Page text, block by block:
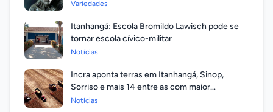
respondeu?
Variedades
Itanhangá: Escola Bromildo Lawisch pode se
tornar escola cívico-militar
Notícias
Incra aponta terras em Itanhangá, Sinop,
Sorriso e mais 14 entre as com maior
valorização
Notícias